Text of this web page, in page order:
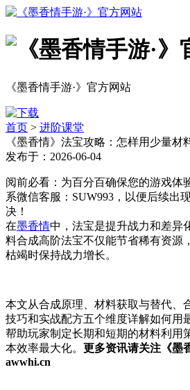
《墨香情手游·》官方网站
首页 > 进阶课堂
《墨香情》法宝攻略：怎样用少量材
发布于：2026-06-04
阅前必看：为百分百确保您的游戏体
系微信客服：SUW993，以便后续出
决！
在墨香情中，法宝是提升战力和差异
料合成高阶法宝不仅能节省稀有资源
枯竭时保持战力增长。
本文从合成原理、材料获取与替代、
技巧和实战配方五个维度详解如何用
帮助玩家制定长期和短期的材料利用
本效率最大化。 更多资讯请关注《墨
awwhi.cn